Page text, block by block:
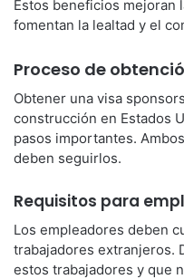
Estos beneficios mejoran
fomentan la lealtad y el
Proceso de
Obtener una visa
construcción en Estados
pasos importantes.
deben seguirlos.
Requisitos para
Los empleadores deben
trabajadores extranjeros.
estos trabajadores y que